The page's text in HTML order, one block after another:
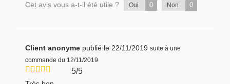
Cet avis vous a-t-il été utile ? Oui 0 Non 0
Client anonyme publié le 22/11/2019 suite à une
commande du 12/11/2019
5/5